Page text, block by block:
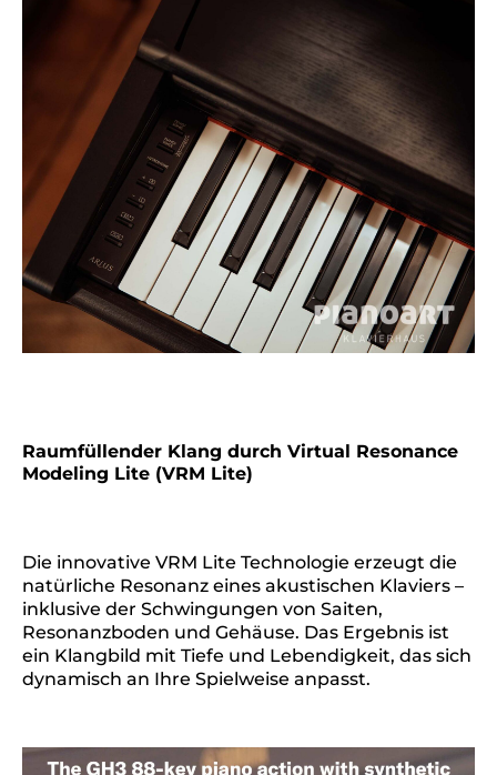
Raumfüllender Klang durch Virtual Resonance
Modeling Lite (VRM Lite)
Die innovative VRM Lite Technologie erzeugt die
natürliche Resonanz eines akustischen Klaviers –
inklusive der Schwingungen von Saiten,
Resonanzboden und Gehäuse. Das Ergebnis ist
ein Klangbild mit Tiefe und Lebendigkeit, das sich
dynamisch an Ihre Spielweise anpasst.